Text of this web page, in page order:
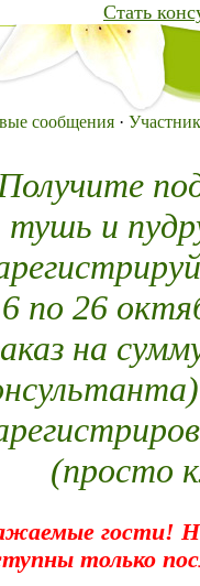
Стать
сообщения ·
Получите
тушь и
6 по 26
на
(просто
гости!
только